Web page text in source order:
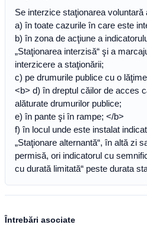
Se interzice staţionarea voluntară
a) în toate cazurile în care este
b) în zona de acţiune a
„Staţionarea interzisă“ şi a
interzicere a staţionării;
c) pe drumurile publice cu o
<b> d) în dreptul căilor de acces
alăturate drumurilor publice;
e) în pante şi în rampe; </b>
f) în locul unde este instalat
„Staţionare alternantă“, în altă zi
permisă, ori indicatorul cu
cu durată limitată“ peste durata
Întrebări asociate